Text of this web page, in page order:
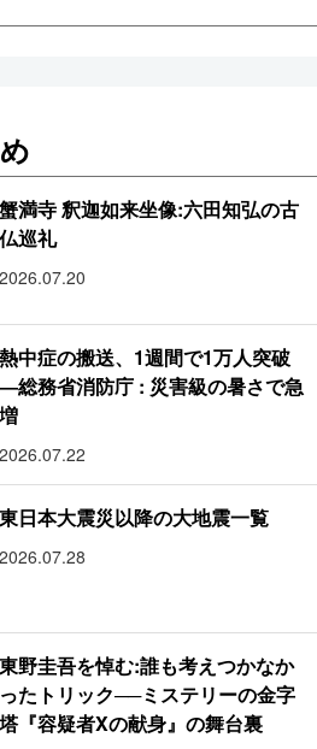
蟹満寺 釈迦如来坐像:六田知弘の古
仏巡礼
2026.07.20
熱中症の搬送、1週間で1万人突破
―総務省消防庁 : 災害級の暑さで急
増
2026.07.22
東日本大震災以降の大地震一覧
2026.07.28
東野圭吾を悼む:誰も考えつかなか
ったトリック──ミステリーの金字
塔『容疑者Xの献身』の舞台裏